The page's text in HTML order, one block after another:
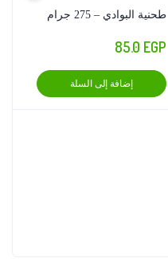
طحنية البوادي – 275 جرام
85.0 EGP
إضافة إلى السلة